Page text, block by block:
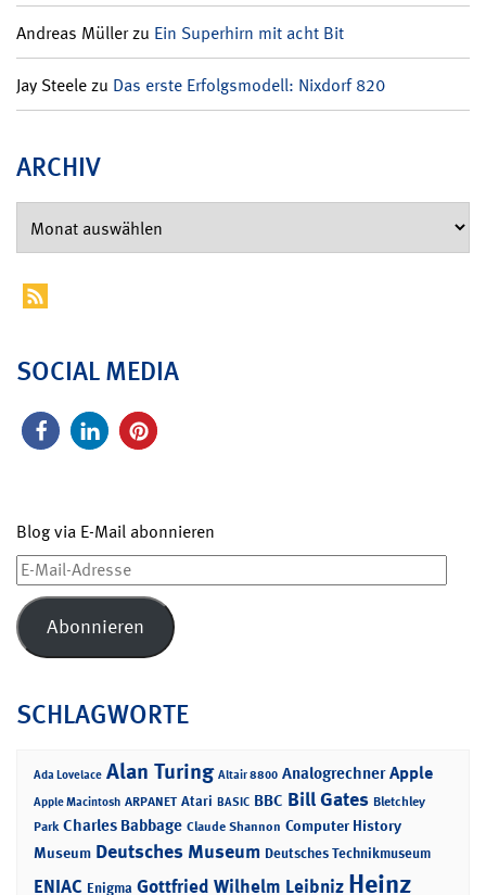
Andreas Müllerzu Ein Superhirn mit acht Bit
Jay Steelezu Das erste Erfolgsmodell: Nixdorf 820
ARCHIV
SOCIAL MEDIA
Blog via E-Mail abonnieren
E-
Mail-
Adresse
Abonnieren
SCHLAGWORTE
Ada Lovelace Alan Turing Altair 8800 Analogrechner Apple
Apple Macintosh ARPANET Atari BASIC BBC Bill Gates Bletchley
Park Charles Babbage Claude Shannon Computer History
Museum Deutsches Museum Deutsches Technikmuseum
ENIAC Enigma Gottfried Wilhelm Leibniz Heinz